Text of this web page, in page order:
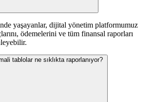
yaşayanlar, dijital yönetim platformumuz
ödemelerini ve tüm finansal raporları
tablolar ne sıklıkta raporlanıyor?